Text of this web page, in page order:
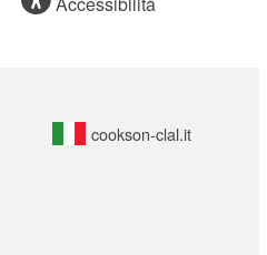
cookson-clal.it